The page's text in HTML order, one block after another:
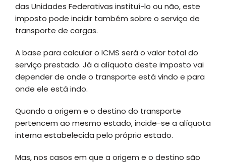
das Unidades Federativas instituí-lo ou não, este
imposto pode incidir também sobre o serviço de
transporte de cargas.
A base para calcular o ICMS será o valor total do
serviço prestado. Já a alíquota deste imposto vai
depender de onde o transporte está vindo e para
onde ele está indo.
Quando a origem e o destino do transporte
pertencem ao mesmo estado, incide-se a alíquota
interna estabelecida pelo próprio estado.
Mas, nos casos em que a origem e o destino são